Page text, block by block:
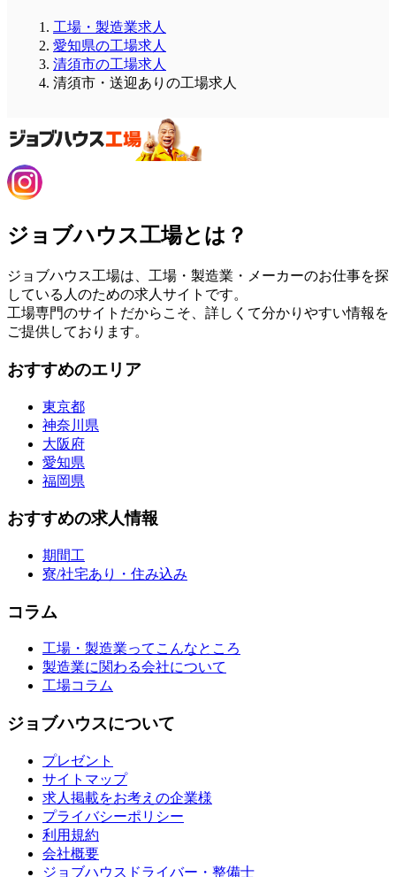
工場・製造業求人
愛知県の工場求人
清須市の工場求人
清須市・送迎ありの工場求人
ジョブハウス工場とは？
ジョブハウス工場は、工場・製造業・メーカーのお仕事を探
している人のための求人サイトです。
工場専門のサイトだからこそ、詳しくて分かりやすい情報を
ご提供しております。
おすすめのエリア
東京都
神奈川県
大阪府
愛知県
福岡県
おすすめの求人情報
期間工
寮/社宅あり・住み込み
コラム
工場・製造業ってこんなところ
製造業に関わる会社について
工場コラム
ジョブハウスについて
プレゼント
サイトマップ
求人掲載をお考えの企業様
プライバシーポリシー
利用規約
会社概要
ジョブハウスドライバー・整備士